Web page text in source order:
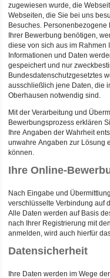
zugewiesen wurde, die
Webseiten, die Sie bei uns
Besuches.
Ihrer Bewerbung benötigen,
diese von sich aus im
Informationen und Daten
gespeichert und nur
Bundesdatenschutzgesetztes
ausschließlich jene Daten, die
Oberhausen notwendig sind.
Mit der Verarbeitung und
Bewerbungsprozess erklären
Ihre Angaben der Wahrheit
unwahre Angaben zur Lösung
können.
Ihre Online-
Nach Eingabe und
verschlüsselte Verbindung auf
Alle Daten werden auf Basis
nach Ihrer Registrierung mit
anmelden, wird auch hierfür
Datensicherheit
Ihre Daten werden im Wege